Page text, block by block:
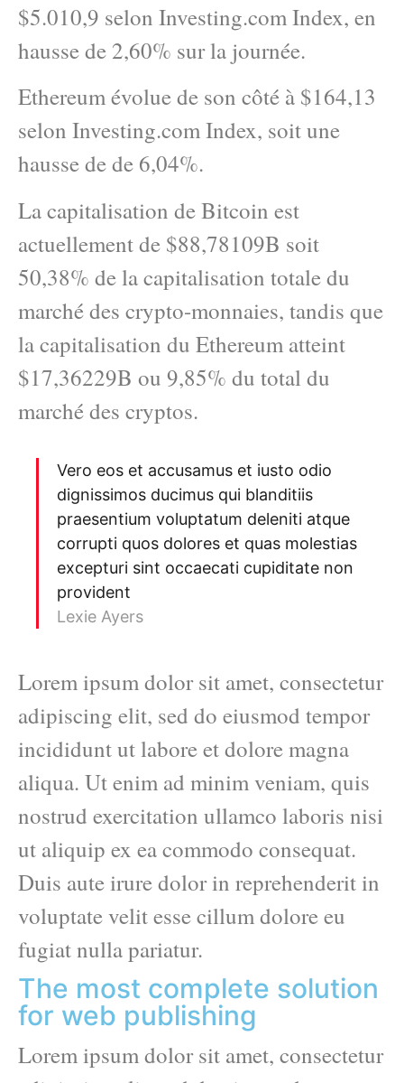
$5.010,9 selon Investing.com Index, en
hausse de 2,60% sur la journée.
Ethereum évolue de son côté à $164,13
selon Investing.com Index, soit une
hausse de de 6,04%.
La capitalisation de Bitcoin est
actuellement de $88,78109B soit
50,38% de la capitalisation totale du
marché des crypto-monnaies, tandis que
la capitalisation du Ethereum atteint
$17,36229B ou 9,85% du total du
marché des cryptos.
Vero eos et accusamus et iusto odio
dignissimos ducimus qui blanditiis
praesentium voluptatum deleniti atque
corrupti quos dolores et quas molestias
excepturi sint occaecati cupiditate non
provident
Lexie Ayers
Lorem ipsum dolor sit amet, consectetur
adipiscing elit, sed do eiusmod tempor
incididunt ut labore et dolore magna
aliqua. Ut enim ad minim veniam, quis
nostrud exercitation ullamco laboris nisi
ut aliquip ex ea commodo consequat.
Duis aute irure dolor in reprehenderit in
voluptate velit esse cillum dolore eu
fugiat nulla pariatur.
The most complete solution
for web publishing
Lorem ipsum dolor sit amet, consectetur